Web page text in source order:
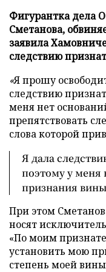
Фигурантка дела
Сметанова,
заявила
следствию
«Я прошу
следствию
меня нет
препятствовать
слова которой
Я дала
поэтому у меня
признания
При этом
носят
«По моим
установить мою
степень моей